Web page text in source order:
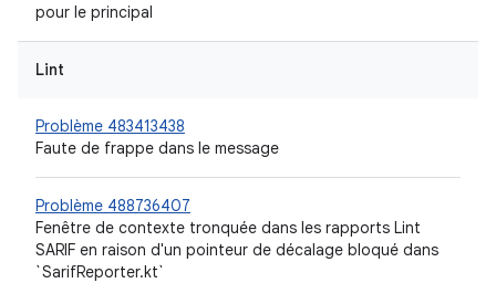
pour le principal
Lint
Problème 483413438
Faute de frappe dans le message
Problème 488736407
Fenêtre de contexte tronquée dans les rapports Lint
SARIF en raison d'un pointeur de décalage bloqué dans
`SarifReporter.kt`